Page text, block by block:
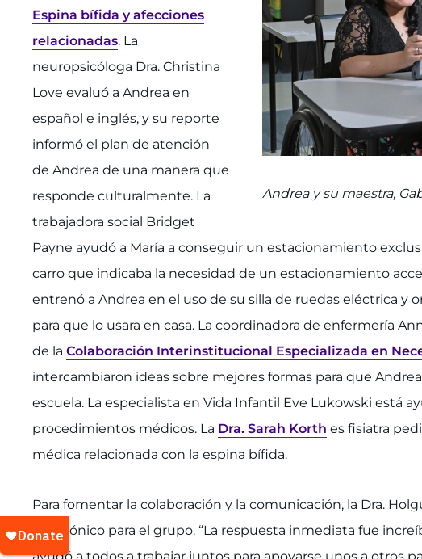
Andrea y su maestra,
Espina bífida y afecciones
relacionadas. La
neuropsicóloga Dra. Christina
Love evaluó a Andrea en
español e inglés, y su reporte
informó el plan de atención
de Andrea de una manera que
responde culturalmente. La
trabajadora social Bridget
Payne ayudó a María a conseguir un estacionamiento
carro que indicaba la necesidad de un estacionamiento
entrenó a Andrea en el uso de su silla de ruedas eléctrica y
para que lo usara en casa. La coordinadora de enfermería
de la Colaboración Interinstitucional Especializada en
intercambiaron ideas sobre mejores formas para que
escuela. La especialista en Vida Infantil Eve Lukowski está
procedimientos médicos. La Dra. Sarah Korth es fisiatra
médica relacionada con la espina bífida.
Para fomentar la colaboración y la comunicación, la Dra.
electrónico para el grupo. “La respuesta inmediata fue